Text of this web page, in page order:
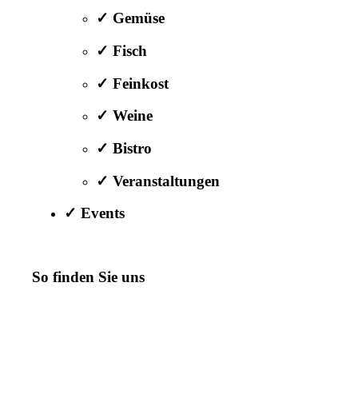
✓ Gemüse
✓ Fisch
✓ Feinkost
✓ Weine
✓ Bistro
✓ Veranstaltungen
✓ Events
So finden Sie uns